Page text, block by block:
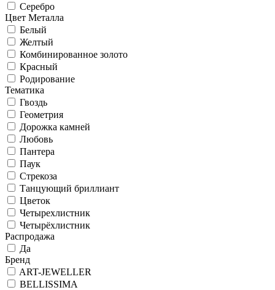
Серебро
Цвет Металла
Белый
Желтый
Комбинированное золото
Красный
Родирование
Тематика
Гвоздь
Геометрия
Дорожка камней
Любовь
Пантера
Паук
Стрекоза
Танцующий бриллиант
Цветок
Четырехлистник
Четырёхлистник
Распродажа
Да
Бренд
ART-JEWELLER
BELLISSIMA